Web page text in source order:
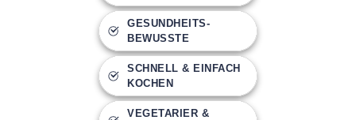
GESUNDHEITS-
BEWUSSTE
SCHNELL & EINFACH
KOCHEN
VEGETARIER &